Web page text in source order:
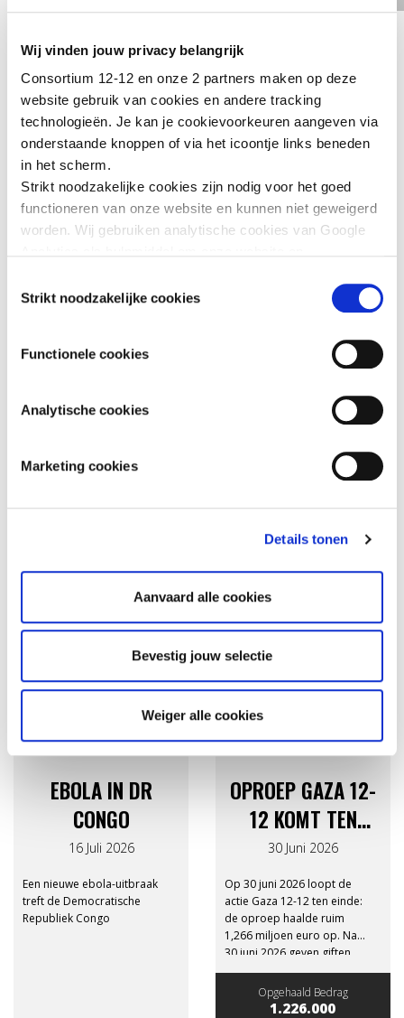
Wij vinden jouw privacy belangrijk
Consortium 12-12 en onze 2 partners maken op deze
website gebruik van cookies en andere tracking
technologieën. Je kan je cookievoorkeuren aangeven via
onderstaande knoppen of via het icoontje links beneden
in het scherm.
Strikt noodzakelijke cookies zijn nodig voor het goed
functioneren van onze website en kunnen niet geweigerd
worden. Wij gebruiken analytische cookies van Google
zorgen ervoor dat je de embedded video’s van YouTube
spamfilter te activeren. Wij en onze partners gebruiken
marketingcookies om je surfgedrag in kaart te brengen
er meer over in onze
Strikt noodzakelijke cookies
Functionele cookies
Analytische cookies
Marketing cookies
Details tonen
Aanvaard alle cookies
Bevestig jouw selectie
Weiger alle cookies
content.
RESULTATEN
De campagne “Levens Redden – Syrië 12-12” bracht eind 2014
uiteindelijk slechts
Consortium 12-12 een minimaal budget van 7 miljoen euro
nodig was.
GERELATEERD NIEUWS
EBOLA IN DR
CONGO
16 Juli 2026
Een nieuwe ebola-uitbraak
treft de Democratische
Republiek Congo
OPROEP GAZA 12-
12 KOMT TEN
EINDE
30 Juni 2026
Op 30 juni 2026 loopt de
actie Gaza 12-12 ten einde:
de oproep haalde ruim
1,266 miljoen euro op. Na
30 juni 2026 geven giften
aan Gaza 12-12 geen recht
meer op een fiscaal attest.
Opgehaald Bedrag
1.226.000